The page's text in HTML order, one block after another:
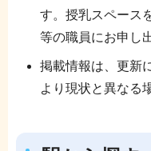
す。授乳スペース
等の職員にお申し
掲載情報は、更新
より現状と異なる